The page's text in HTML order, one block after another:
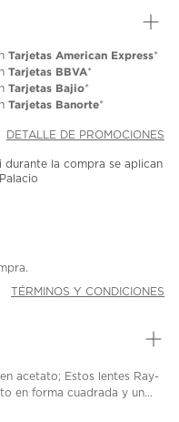
Tarjetas American Express*
Tarjetas BBVA*
Tarjetas Bajio*
Tarjetas Banorte*
DETALLE DE PROMOCIONES
durante la compra se aplican
TÉRMINOS Y CONDICIONES
acetato; Estos lentes Ray-
en forma cuadrada y un...